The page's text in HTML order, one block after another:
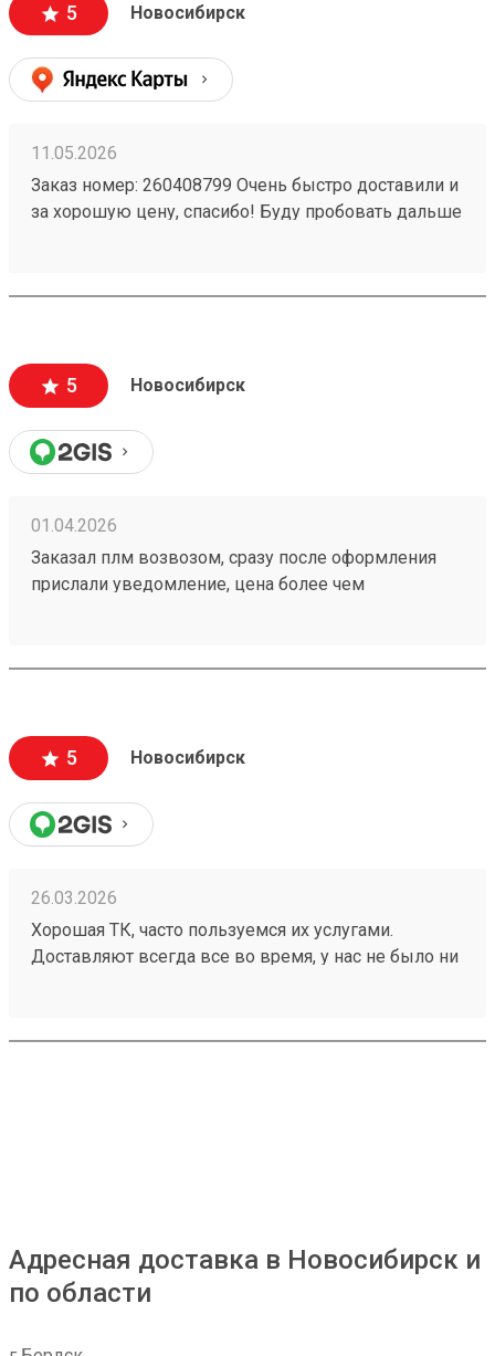
5 Новосибирск
11.05.2026
Заказ номер: 260408799 Очень быстро доставили и
за хорошую цену, спасибо! Буду пробовать дальше
5 Новосибирск
01.04.2026
Заказал плм возвозом, сразу после оформления
прислали уведомление, цена более чем
5 Новосибирск
26.03.2026
Хорошая ТК, часто пользуемся их услугами.
Доставляют всегда все во время, у нас не было ни
менеджеры оперативно отвечают. Нет навязанных
Адресная доставка в Новосибирск и
по области